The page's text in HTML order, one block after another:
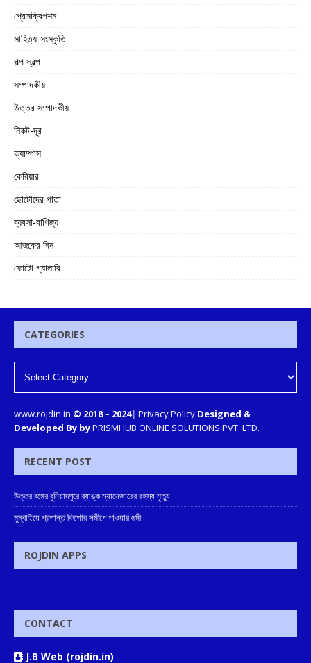
প্রেসক্রিপশন
সাহিত্য-সংস্কৃতি
গল্প স্বল্প
সম্পাদকীয়
উত্তর সম্পাদকীয়
নিকট-দূর
ক্যাম্পাস
কেরিয়ার
ছোটোদের পাতা
ব্যবসা-বাণিজ্য
আজকের দিন
ফোটো গ্যালারি
CATEGORIES
www.rojdin.in © 2018– 2024| Privacy Policy Designed &
Developed By byPRISMHUB ONLINE SOLUTIONS PVT. LTD.
RECENT POST
উত্তর বঙ্গের বুনিয়াদপুরে ব্যাঙ্ক ম্যানেজারের রহস্য মৃত্যু
মুম্বাইয়ে প্রশান্ত কিশোর সমীপে পাওয়ার পত্মী
ROJDIN APPS
CONTACT
J.B Web (rojdin.in)